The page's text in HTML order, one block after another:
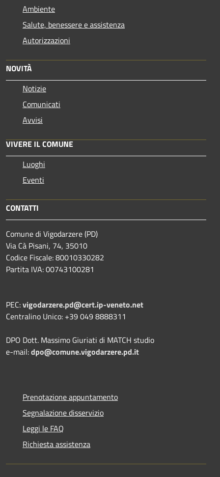
Ambiente
Salute, benessere e assistenza
Autorizzazioni
NOVITÀ
Notizie
Comunicati
Avvisi
VIVERE IL COMUNE
Luoghi
Eventi
CONTATTI
Comune di Vigodarzere (PD)
Via Cà Pisani, 74, 35010
Codice Fiscale: 80010330282
Partita IVA: 00743100281
PEC:vigodarzere.pd@cert.ip-veneto.net
Centralino Unico: +39 049 8888311
DPO Dott. Massimo Giuriati di MATCH studio
e-mail:dpo@comune.vigodarzere.pd.it
Prenotazione appuntamento
Segnalazione disservizio
Leggi le FAQ
Richiesta assistenza